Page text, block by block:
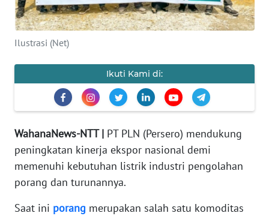
Ilustrasi (Net)
Ikuti Kami di:
WahanaNews-NTT | PT PLN (Persero) mendukung
peningkatan kinerja ekspor nasional demi
memenuhi kebutuhan listrik industri pengolahan
porang dan turunannya.
Saat ini porang merupakan salah satu komoditas
KONTAK
KAMI
IKLAN
KAMI
PEDOMAN
SIBER